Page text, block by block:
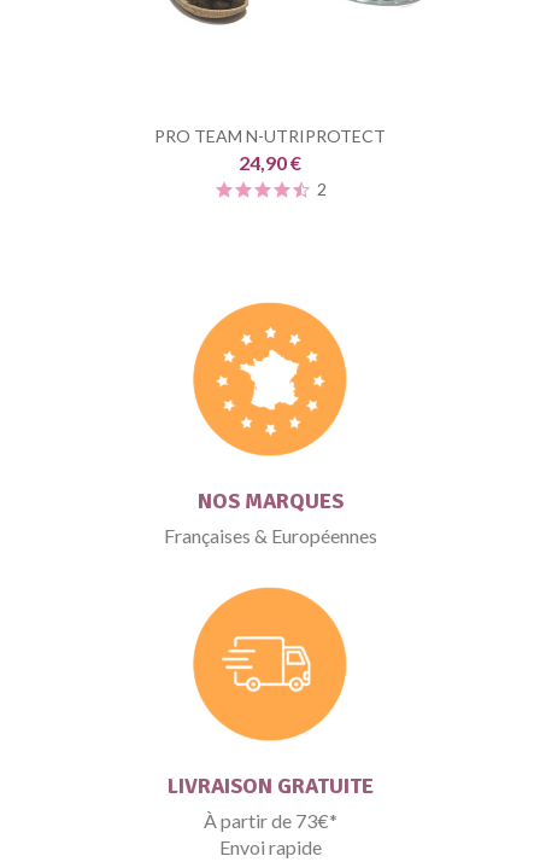
PRO TEAM N-UTRIPROTECT
24,90 €
2
NOS MARQUES
Françaises & Européennes
LIVRAISON GRATUITE
À partir de 73€*
Envoi rapide